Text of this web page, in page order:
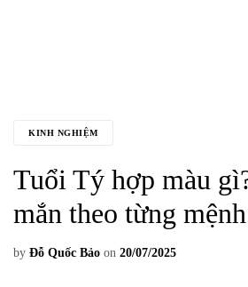
KINH NGHIỆM
Tuổi Tý hợp màu
mắn theo từng mệnh
by Đỗ Quốc Bảo on 20/07/2025